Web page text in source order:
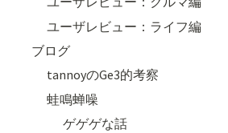
ユーザレビュー：ライフ編
ブログ
tannoyのGe3的考察
蛙鳴蝉噪
ゲゲゲな話